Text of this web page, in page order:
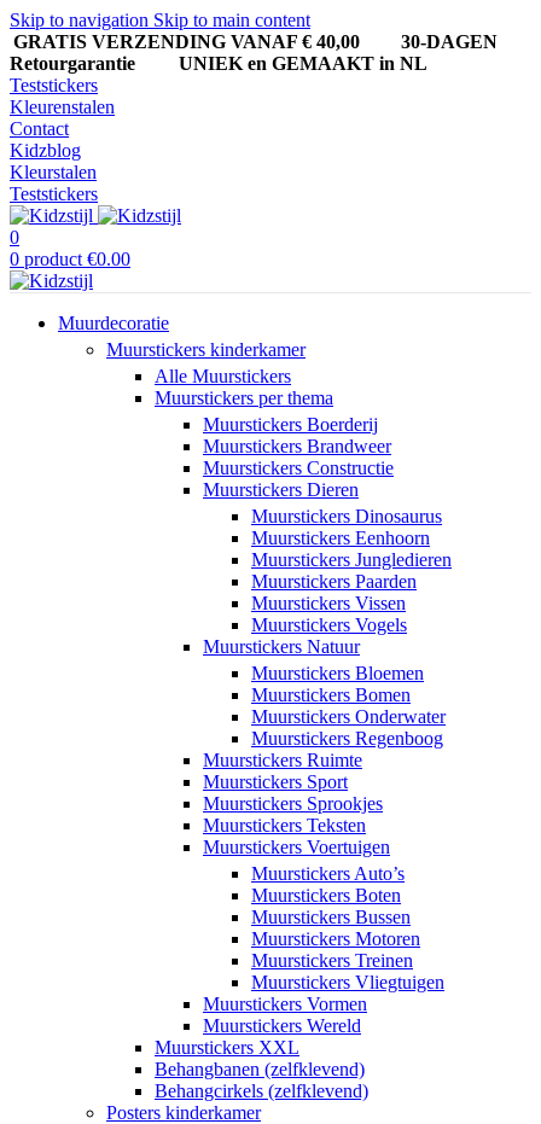
Skip to navigation Skip to main content
GRATIS VERZENDING VANAF € 40,00
30-DAGEN
Retourgarantie UNIEK en GEMAAKT in NL
Teststickers
Kleurenstalen
Contact
Kidzblog
Kleurstalen
Teststickers
0
0 product €0.00
Muurdecoratie
Muurstickers kinderkamer
Alle Muurstickers
Muurstickers per thema
Muurstickers Boerderij
Muurstickers Brandweer
Muurstickers Constructie
Muurstickers Dieren
Muurstickers Dinosaurus
Muurstickers Eenhoorn
Muurstickers Jungledieren
Muurstickers Paarden
Muurstickers Vissen
Muurstickers Vogels
Muurstickers Natuur
Muurstickers Bloemen
Muurstickers Bomen
Muurstickers Onderwater
Muurstickers Regenboog
Muurstickers Ruimte
Muurstickers Sport
Muurstickers Sprookjes
Muurstickers Teksten
Muurstickers Voertuigen
Muurstickers Auto’s
Muurstickers Boten
Muurstickers Bussen
Muurstickers Motoren
Muurstickers Treinen
Muurstickers Vliegtuigen
Muurstickers Vormen
Muurstickers Wereld
Muurstickers XXL
Behangbanen (zelfklevend)
Behangcirkels (zelfklevend)
Posters kinderkamer